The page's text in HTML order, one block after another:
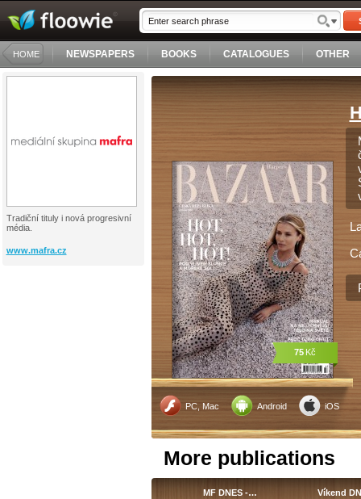
HOME NEWSPAPERS BOOKS CATALOGUES OTHER
Tradiční tituly i nová progresivní
média.
www.mafra.cz
PC, Mac Android iOS
75 Kč
More publications
MF DNES -… Víkend